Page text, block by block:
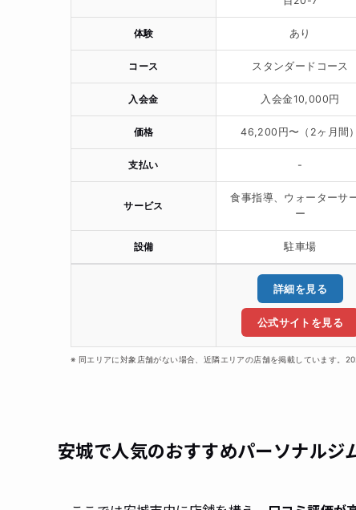
体験 あり
コース スタンダードコース
入会金 入会金10,000円
価格 46,200円〜（2ヶ月間）
支払い -
サービス
食事指導、ウォーターサ
ー
設備 駐車場
詳細を見る
公式サイトを見る
※ 同エリアに対象店舗がない場合、近隣エリアの店舗を掲載しています。
安城で人気のおすすめパーソナルジ